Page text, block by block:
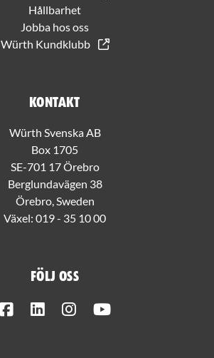
Hållbarhet
Jobba hos oss
Würth Kundklubb
Kontakt
Würth Svenska AB
Box 1705
SE-701 17 Örebro
Berglundavägen 38
Örebro, Sweden
Växel: 019 - 35 10 00
Följ oss
FacebookLinkedInInstagram